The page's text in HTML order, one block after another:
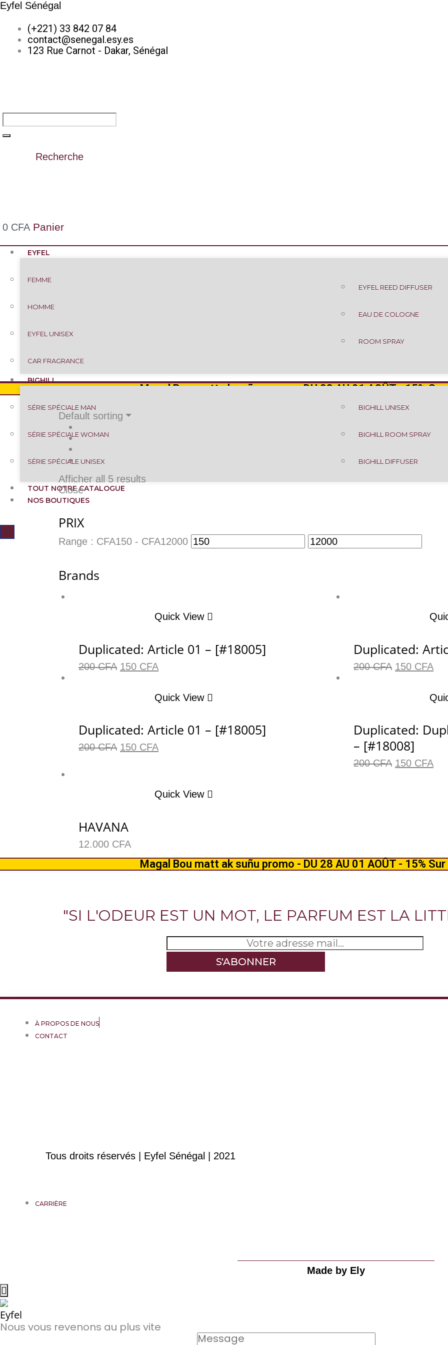
Eyfel Sénégal
(+221) 33 842 07 84
contact@senegal.esy.es
123 Rue Carnot - Dakar, Sénégal
Recherche
0 CFA Panier
EYFEL
FEMME
HOMME
EYFEL UNISEX
CAR FRAGRANCE
EYFEL REED DIFFUSER
EAU DE COLOGNE
ROOM SPRAY
BIGHILL
SÉRIE SPÉCIALE MAN
SÉRIE SPÉCIALE WOMAN
SÉRIE SPÉCIALE UNISEX
BIGHILL UNISEX
BIGHILL ROOM SPRAY
BIGHILL DIFFUSER
TOUT NOTRE CATALOGUE
NOS BOUTIQUES
X
Magal Bou matt ak suñu promo - DU 28 AU 01 AOÛT - 15%
Default sorting
Afficher all 5 results
Close
PRIX
Range : CFA150 - CFA12000
Brands
Quick View
Duplicated: Article 01 – [#18005]
200CFA 150 CFA
Duplicated:
200CFA 150 CFA
Quick View
Duplicated: Article 01 – [#18005]
200CFA 150 CFA
Duplicated:
– [#18008]
200CFA 150 CFA
Quick View
HAVANA
12.000 CFA
Magal Bou matt ak suñu promo - DU 28 AU 01 AOÛT - 15%
"SI L'ODEUR EST UN MOT, LE PARFUM EST LA
À PROPOS DE NOUS
CONTACT
Tous droits réservés | Eyfel Sénégal | 2021
CARRIÈRE
Made by Ely
Eyfel
Nous vous revenons au plus vite